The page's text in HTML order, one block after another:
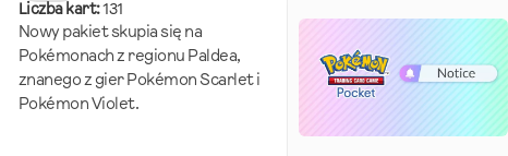
Liczba kart:131
Nowy pakiet skupia się na
Pokémonach z regionu Paldea,
znanego z gier Pokémon Scarlet i
Pokémon Violet.